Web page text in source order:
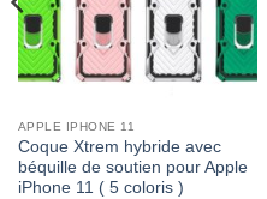
APPLE IPHONE 11
Coque Xtrem hybride avec
béquille de soutien pour Apple
iPhone 11 ( 5 coloris )